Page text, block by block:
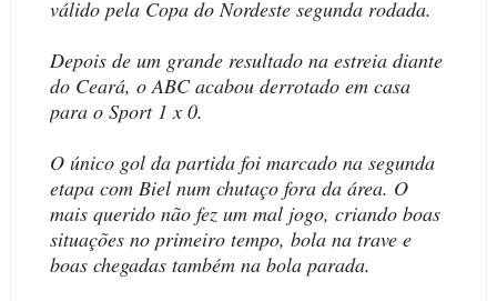
válido pela Copa do Nordeste segunda rodada.
Depois de um grande resultado na estreia diante
do Ceará, o ABC acabou derrotado em casa
para o Sport 1 x 0.
O único gol da partida foi marcado na segunda
etapa com Biel num chutaço fora da área. O
mais querido não fez um mal jogo, criando boas
situações no primeiro tempo, bola na trave e
boas chegadas também na bola parada.